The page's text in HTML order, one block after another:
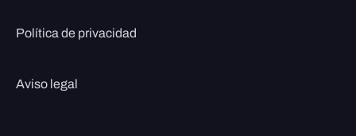
Política de privacidad
Aviso legal